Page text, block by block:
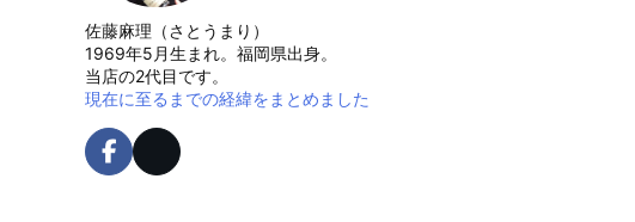
佐藤麻理（さとうまり）
1969年5月生まれ。福岡県出身。
当店の2代目です。
現在に至るまでの経緯をまとめました